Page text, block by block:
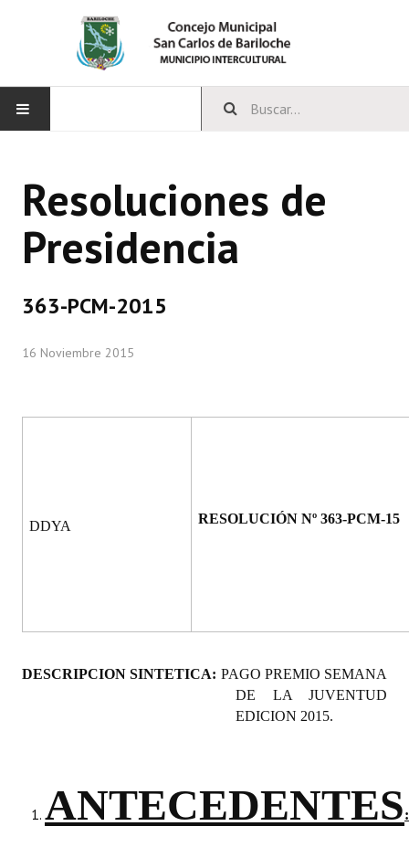
CONCEJO
Bloques Políticos
Comisiones Permanentes
Comisiones Especiales
Proyectos Presentados
Resoluciones de
Presidencia
363-PCM-2015
16 Noviembre 2015
DDYA RESOLUCIÓN Nº 363-PCM-15
DESCRIPCION SINTETICA: PAGO PREMIO SEMANA
DE LA JUVENTUD
EDICION 2015.
ANTECEDENTES: